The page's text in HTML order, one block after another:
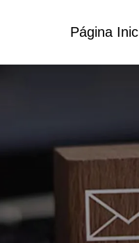
Página
Plástico Com
Perfume Tubo